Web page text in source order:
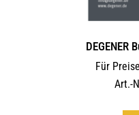
DEGENER
Für
Art.-